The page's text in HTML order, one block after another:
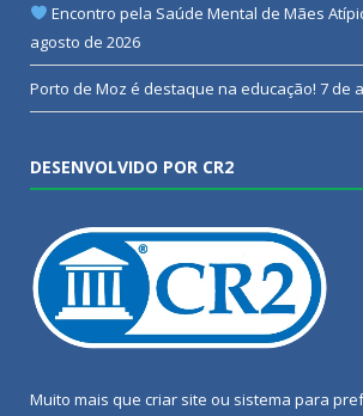
Encontro pela Saúde Mental de Mães
agosto de 2026
Porto de Moz é destaque na educação! 7 de
DESENVOLVIDO POR CR2
Muito mais que criar site ou sistema para